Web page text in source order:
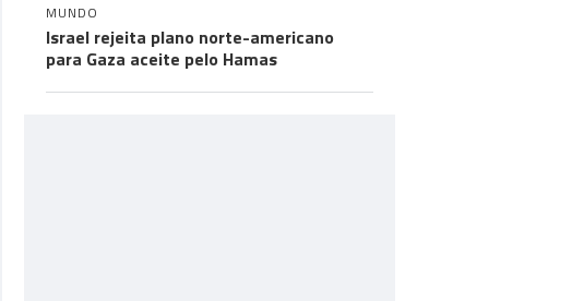
MUNDO
Israel rejeita plano norte-americano
para Gaza aceite pelo Hamas